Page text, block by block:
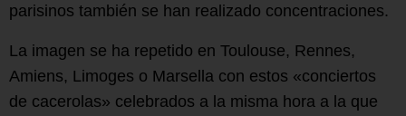
parisinos también se han realizado concentraciones.
La imagen se ha repetido en Toulouse, Rennes,
Amiens, Limoges o Marsella con estos «conciertos
de cacerolas» celebrados a la misma hora a la que